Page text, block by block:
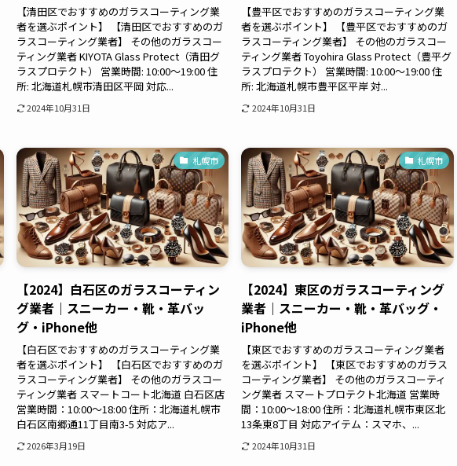
【清田区でおすすめのガラスコーティング業
者を選ぶポイント】 【清田区でおすすめのガ
ラスコーティング業者】 その他のガラスコー
ティング業者 KIYOTA Glass Protect（清田グ
ラスプロテクト） 営業時間: 10:00〜19:00 住
所: 北海道札幌市清田区平岡 対応...
2024年10月31日
【豊平区でおすすめのガラスコーティング業
者を選ぶポイント】 【豊平区でおすすめのガ
ラスコーティング業者】 その他のガラスコー
ティング業者 Toyohira Glass Protect（豊平グ
ラスプロテクト） 営業時間: 10:00〜19:00 住
所: 北海道札幌市豊平区平岸 対...
2024年10月31日
札幌市
【2024】白石区のガラスコーティン
グ業者｜スニーカー・靴・革バッ
グ・iPhone他
【白石区でおすすめのガラスコーティング業
者を選ぶポイント】 【白石区でおすすめのガ
ラスコーティング業者】 その他のガラスコー
ティング業者 スマートコート北海道 白石区店
営業時間：10:00～18:00 住所：北海道札幌市
白石区南郷通11丁目南3-5 対応ア...
2026年3月19日
札幌市
【2024】東区のガラスコーティング
業者｜スニーカー・靴・革バッグ・
iPhone他
【東区でおすすめのガラスコーティング業者
を選ぶポイント】 【東区でおすすめのガラス
コーティング業者】 その他のガラスコーティ
ング業者 スマートプロテクト北海道 営業時
間：10:00～18:00 住所：北海道札幌市東区北
13条東8丁目 対応アイテム：スマホ、...
2024年10月31日